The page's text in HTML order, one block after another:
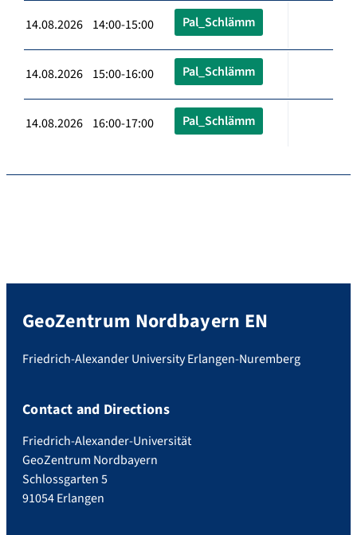
14.08.2026 14:00-15:00 Pal_Schlämm
14.08.2026 15:00-16:00 Pal_Schlämm
14.08.2026 16:00-17:00 Pal_Schlämm
GeoZentrum Nordbayern EN
Friedrich-Alexander University Erlangen-Nuremberg
Contact and Directions
Friedrich-Alexander-Universität
GeoZentrum Nordbayern
Schlossgarten 5
91054 Erlangen